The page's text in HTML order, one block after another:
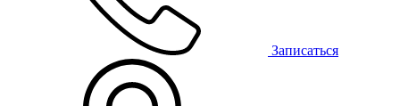
Записаться